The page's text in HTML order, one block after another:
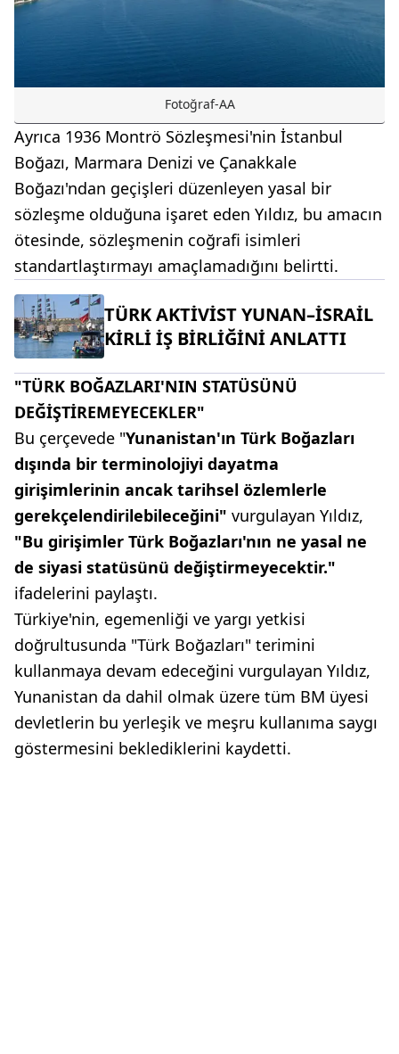
Fotoğraf-AA
Ayrıca 1936 Montrö Sözleşmesi'nin İstanbul
Boğazı, Marmara Denizi ve Çanakkale
Boğazı'ndan geçişleri düzenleyen yasal bir
sözleşme olduğuna işaret eden Yıldız, bu amacın
ötesinde, sözleşmenin coğrafi isimleri
standartlaştırmayı amaçlamadığını belirtti.
TÜRK AKTİVİST YUNAN–İSRAİL
KİRLİ İŞ BİRLİĞİNİ ANLATTI
"TÜRK BOĞAZLARI'NIN STATÜSÜNÜ
DEĞİŞTİREMEYECEKLER"
Bu çerçevede "Yunanistan'ın Türk Boğazları
dışında bir terminolojiyi dayatma
girişimlerinin ancak tarihsel özlemlerle
gerekçelendirilebileceğini" vurgulayan Yıldız,
"Bu girişimler Türk Boğazları'nın ne yasal ne
de siyasi statüsünü değiştirmeyecektir."
ifadelerini paylaştı.
Türkiye'nin, egemenliği ve yargı yetkisi
doğrultusunda "Türk Boğazları" terimini
kullanmaya devam edeceğini vurgulayan Yıldız,
Yunanistan da dahil olmak üzere tüm BM üyesi
devletlerin bu yerleşik ve meşru kullanıma saygı
göstermesini beklediklerini kaydetti.